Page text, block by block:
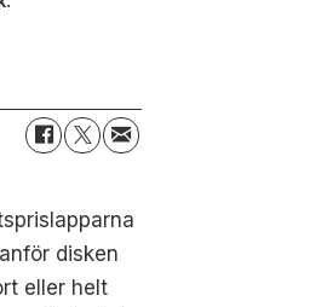
disken
eller helt